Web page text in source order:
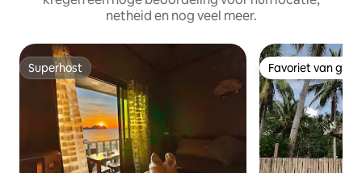
netheid en nog veel meer.
Superhost
Superhost Favoriet van
Favoriet van